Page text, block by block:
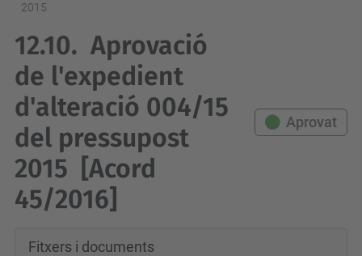
2015
12.10. Aprovació
de l'expedient
d'alteració 004/15
del pressupost
2015
[Acord
45/2016]
Aprovat
Fitxers i documents